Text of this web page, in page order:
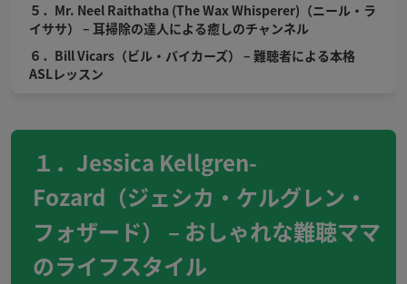
５．Mr. Neel Raithatha (The Wax Whisperer)（ニール・ラ
イササ） – 耳掃除の達人による癒しのチャンネル
６．Bill Vicars（ビル・バイカーズ） – 難聴者による本格
ASLレッスン
１．Jessica Kellgren-
Fozard（ジェシカ・ケルグレン・
フォザード） – おしゃれな難聴ママ
のライフスタイル